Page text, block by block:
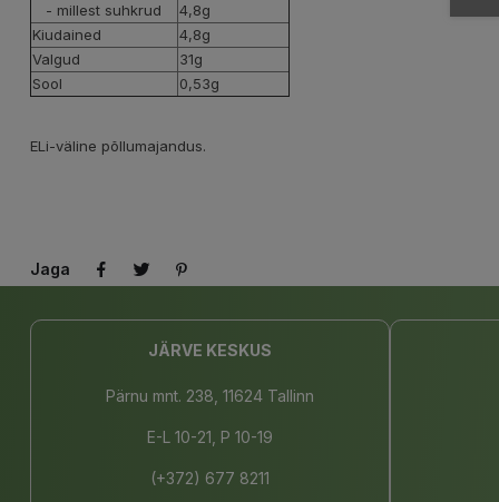
- millest suhkrud
4,8g
Kiudained
4,8g
Valgud
31g
Sool
0,53g
ELi-väline põllumajandus.
Jaga
JÄRVE KESKUS
Pärnu mnt. 238, 11624 Tallinn
E-L 10-21, P 10-19
(+372) 677 8211